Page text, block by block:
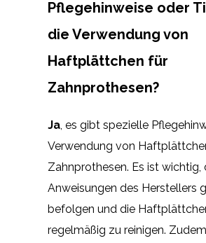
Pflegehinweise oder
die Verwendung von
Haftplättchen für
Zahnprothesen?
Ja, es gibt spezielle
Verwendung von
Zahnprothesen. Es ist wichtig,
Anweisungen des Herstellers
befolgen und die
regelmäßig zu reinigen.